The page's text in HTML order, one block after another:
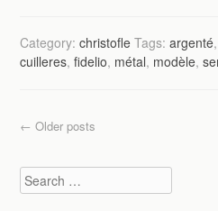
Category:christofle Tags:argenté
cuilleres,fidelio, métal, modèle,
Post
← Older posts
Search